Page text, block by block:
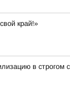
край!»
в